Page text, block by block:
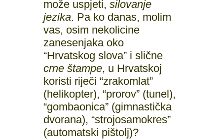
može uspjeti, silovanje
jezika. Pa ko danas, molim
vas, osim nekolicine
zanesenjaka oko
“Hrvatskog slova” i slične
crne štampe, u Hrvatskoj
koristi riječi “zrakomlat”
(helikopter), “prorov” (tunel),
“gombaonica” (gimnastička
dvorana), “strojosamokres”
(automatski pištolj)?